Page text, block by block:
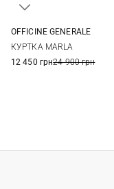
OFFICINE GENERALE
КУРТКА MARLA
12 450 грн24 900 грн